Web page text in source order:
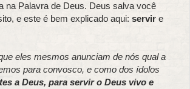
na Palavra de Deus. Deus salva você
e este é bem explicado aqui: servir e
eles mesmos anunciam de nós qual a
para convosco, e como dos ídolos
a Deus, para servir o Deus vivo e